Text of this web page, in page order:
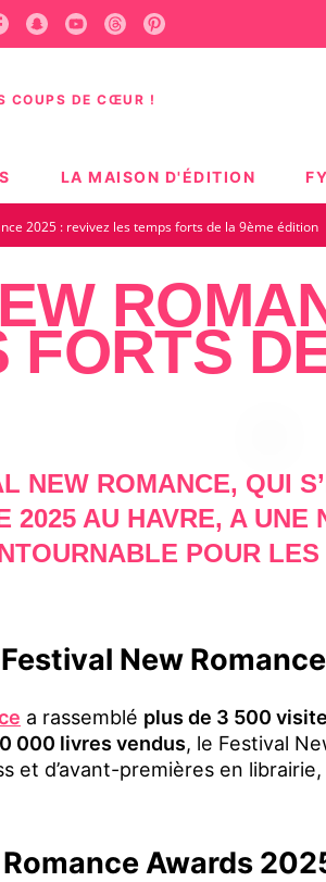
PIED DE PAGE
COUPS DE CŒUR !
LA MAISON D'ÉDITION
2025 : revivez les temps forts de la 9ème édition
FORTS
NEW ROMANCE, QUI
2025 AU HAVRE, A UNE
POUR
New
a rassemblé plus de 3 500
000 livres vendus, le Festival
et d’avant-premières en
Awards